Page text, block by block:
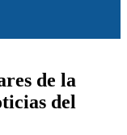
de la
del